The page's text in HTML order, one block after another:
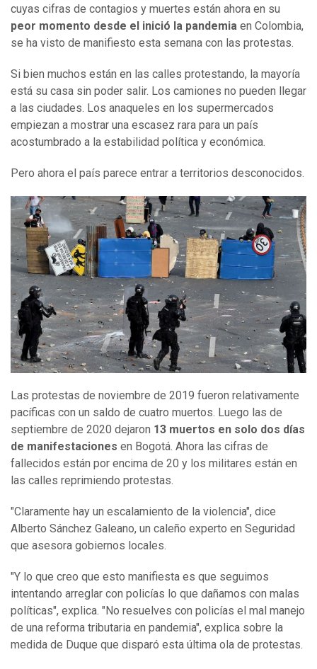
cuyas cifras de contagios y muertes están ahora en su
peor momento desde el inició la pandemia en Colombia,
se ha visto de manifiesto esta semana con las protestas.
Si bien muchos están en las calles protestando, la mayoría
está su casa sin poder salir. Los camiones no pueden llegar
a las ciudades. Los anaqueles en los supermercados
empiezan a mostrar una escasez rara para un país
acostumbrado a la estabilidad política y económica.
Pero ahora el país parece entrar a territorios desconocidos.
Las protestas de noviembre de 2019 fueron relativamente
pacíficas con un saldo de cuatro muertos. Luego las de
septiembre de 2020 dejaron 13 muertos en solo dos días
de manifestaciones en Bogotá. Ahora las cifras de
fallecidos están por encima de 20 y los militares están en
las calles reprimiendo protestas.
"Claramente hay un escalamiento de la violencia", dice
Alberto Sánchez Galeano, un caleño experto en Seguridad
que asesora gobiernos locales.
"Y lo que creo que esto manifiesta es que seguimos
intentando arreglar con policías lo que dañamos con malas
políticas", explica. "No resuelves con policías el mal manejo
de una reforma tributaria en pandemia", explica sobre la
medida de Duque que disparó esta última ola de protestas.